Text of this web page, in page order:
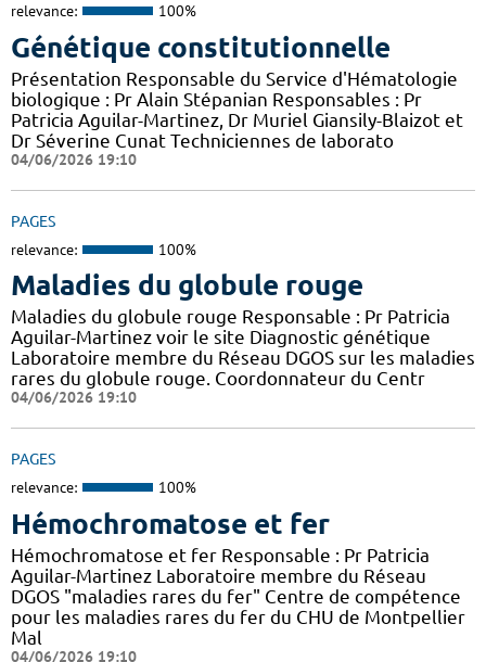
relevance: 100%
Génétique constitutionnelle
Présentation Responsable du Service d'Hématologie
biologique : Pr Alain Stépanian Responsables : Pr
Patricia Aguilar-Martinez, Dr Muriel Giansily-Blaizot et
Dr Séverine Cunat Techniciennes de laborato
04/06/2026 19:10
PAGES
relevance: 100%
Maladies du globule rouge
Maladies du globule rouge Responsable : Pr Patricia
Aguilar-Martinez voir le site Diagnostic génétique
Laboratoire membre du Réseau DGOS sur les maladies
rares du globule rouge. Coordonnateur du Centr
04/06/2026 19:10
PAGES
relevance: 100%
Hémochromatose et fer
Hémochromatose et fer Responsable : Pr Patricia
Aguilar-Martinez Laboratoire membre du Réseau
DGOS "maladies rares du fer" Centre de compétence
pour les maladies rares du fer du CHU de Montpellier
Mal
04/06/2026 19:10